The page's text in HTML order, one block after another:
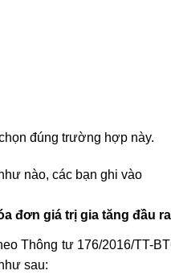
đúng trường hợp này.
nào, các bạn ghi vào
đơn giá trị gia tăng đầu
Thông tư 176/2016/TT-
sau: